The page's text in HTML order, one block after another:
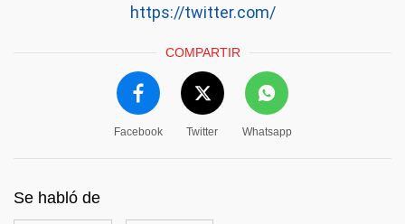
https://twitter.com/
COMPARTIR
Facebook Twitter Whatsapp
Se habló de